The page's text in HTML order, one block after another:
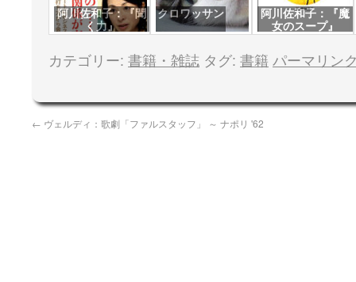
阿川佐和子：『聞
く力』
クロワッサン
阿川佐和子：『魔
女のスープ』
カテゴリー: 書籍・雑誌 タグ: 書籍 パーマリン
← ヴェルディ：歌劇「ファルスタッフ」 ～ ナポリ '62